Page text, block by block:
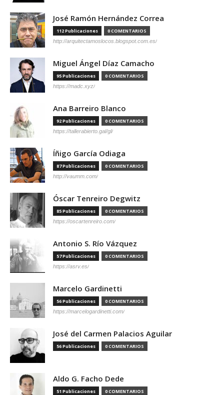
José Ramón Hernández Correa
112 Publicaciones 0 COMENTARIOS
http://arquitectamoslocos.blogspot.com.es/
Miguel Ángel Díaz Camacho
95 Publicaciones 0 COMENTARIOS
https://madc.xyz/
Ana Barreiro Blanco
92 Publicaciones 0 COMENTARIOS
https://tallerabierto.gal/gl/
Íñigo García Odiaga
87 Publicaciones 0 COMENTARIOS
http://vaumm.com/
Óscar Tenreiro Degwitz
85 Publicaciones 0 COMENTARIOS
https://oscartenreiro.com/
Antonio S. Río Vázquez
57 Publicaciones 0 COMENTARIOS
https://asrv.es/
Marcelo Gardinetti
56 Publicaciones 0 COMENTARIOS
https://marcelogardinetti.com/
José del Carmen Palacios Aguilar
56 Publicaciones 0 COMENTARIOS
Aldo G. Facho Dede
51 Publicaciones 0 COMENTARIOS